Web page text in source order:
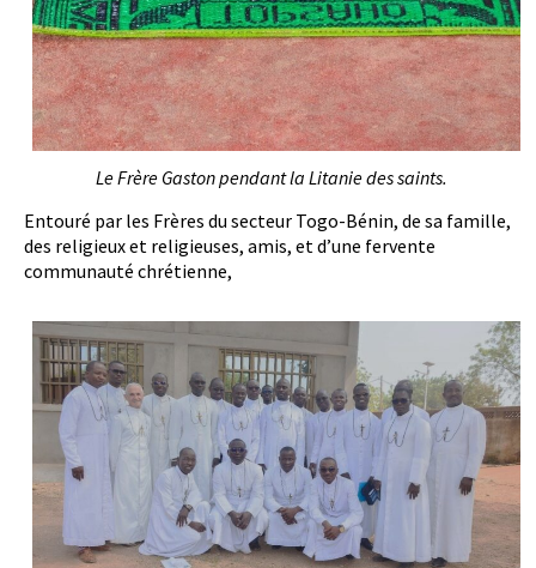
Le Frère Gaston pendant la Litanie des saints.
Entouré par les Frères du secteur Togo-Bénin, de sa famille,
des religieux et religieuses, amis, et d’une fervente
communauté chrétienne,